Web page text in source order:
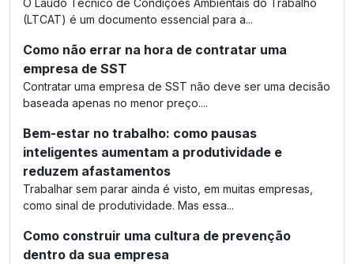
(LTCAT) é um documento essencial para a...
Como não errar na hora de contratar uma
empresa de SST
Contratar uma empresa de SST não deve ser uma decisão
baseada apenas no menor preço....
Bem-estar no trabalho: como pausas
inteligentes aumentam a produtividade e
reduzem afastamentos
Trabalhar sem parar ainda é visto, em muitas empresas,
como sinal de produtividade. Mas essa...
Como construir uma cultura de prevenção
dentro da sua empresa